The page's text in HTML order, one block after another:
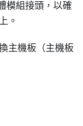
模組接頭，以確
。
主機板（主機板